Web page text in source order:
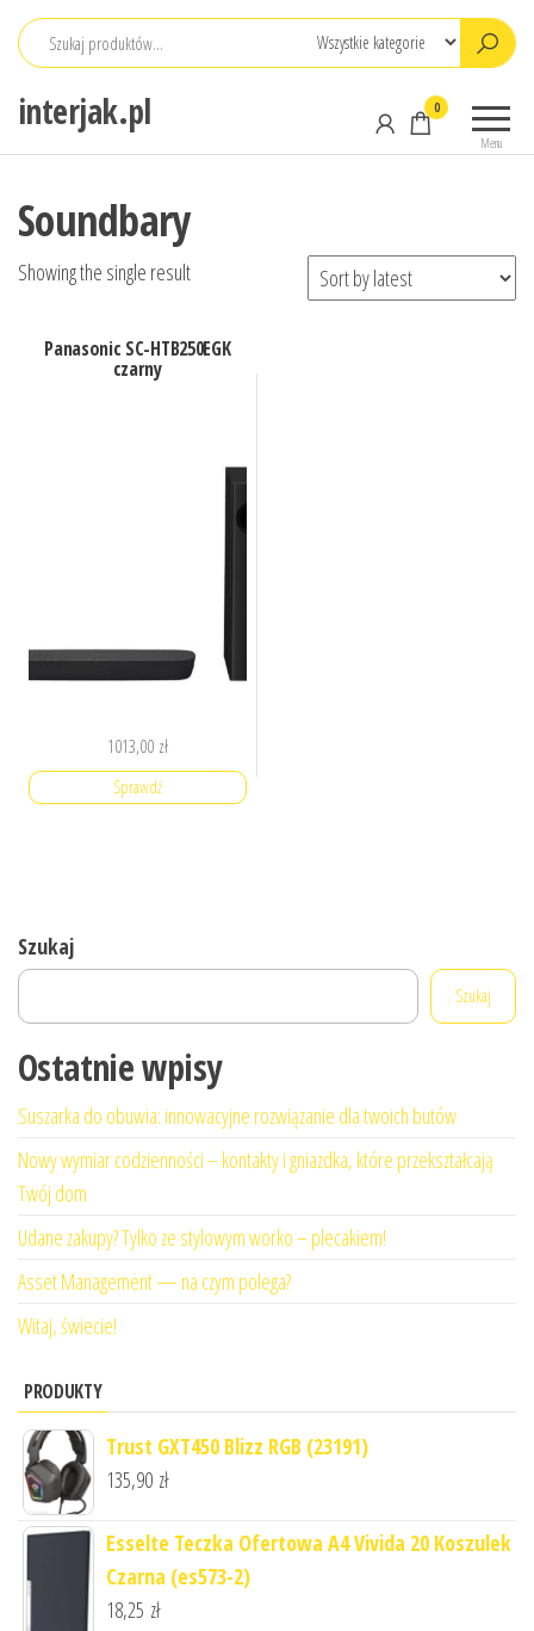
Przejdź
interjak.pl
Menu
0
Soundbary
Showing the single result
Panasonic SC-HTB250EGK
czarny
1013,00 zł
Sprawdź
Szukaj
Szukaj
Ostatnie wpisy
Suszarka do obuwia: innowacyjne rozwiązanie dla twoich butów
Nowy wymiar codzienności – kontakty i gniazdka, które przekształcają
Twój dom
Udane zakupy? Tylko ze stylowym worko – plecakiem!
Asset Management — na czym polega?
Witaj, świecie!
PRODUKTY
Trust GXT450 Blizz RGB (23191)
135,90 zł
Esselte Teczka Ofertowa A4 Vivida 20 Koszulek
Czarna (es573-2)
18,25 zł